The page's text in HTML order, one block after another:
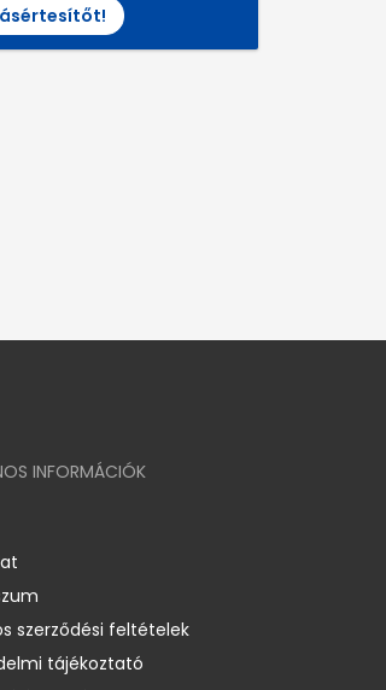
INFORMÁCIÓK
szerződési feltételek
tájékoztató